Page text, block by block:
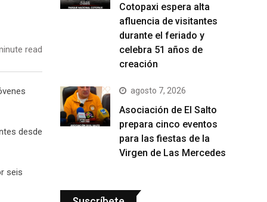
read
desde
seis
Cotopaxi espera alta
afluencia de visitantes
durante el feriado y
celebra 51 años de
creación
agosto 7, 2026
Asociación de El Salto
prepara cinco eventos
para las fiestas de la
Virgen de Las Mercedes